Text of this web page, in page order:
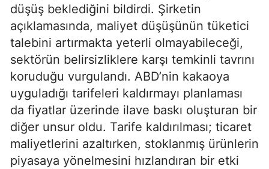
düşüş beklediğini bildirdi. Şirketin
açıklamasında, maliyet düşüşünün tüketici
talebini artırmakta yeterli olmayabileceği,
sektörün belirsizliklere karşı temkinli tavrını
koruduğu vurgulandı. ABD’nin kakaoya
uyguladığı tarifeleri kaldırmayı planlaması
da fiyatlar üzerinde ilave baskı oluşturan bir
diğer unsur oldu. Tarife kaldırılması; ticaret
maliyetlerini azaltırken, stoklanmış ürünlerin
piyasaya yönelmesini hızlandıran bir etki